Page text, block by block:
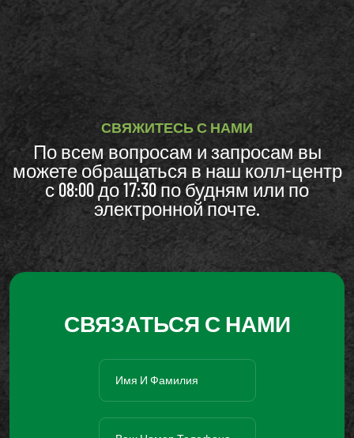
СВЯЖИТЕСЬ С НАМИ
По всем вопросам и запросам вы
можете обращаться в наш колл-центр
с 08:00 до 17:30 по будням или по
электронной почте.
СВЯЗАТЬСЯ С НАМИ